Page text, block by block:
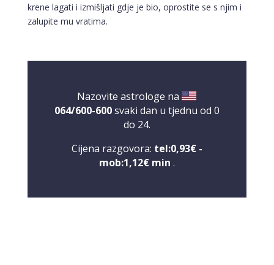
krene lagati i izmišljati gdje je bio, oprostite se s njim i
zalupite mu vratima.
Nazovite astrologe na
064/600-600svaki dan u tjednu od 0
do 24.
Cijena razgovora: tel:0,93€ -
mob:1,12€ min .